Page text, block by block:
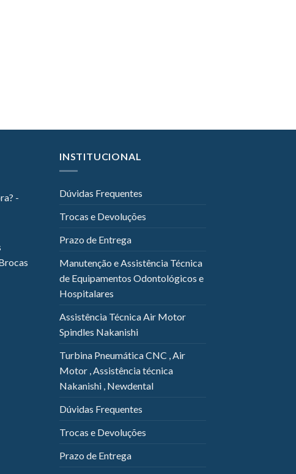
-
INSTITUCIONAL
Dúvidas Frequentes
Trocas e Devoluções
Prazo de Entrega
Manutenção e Assistência Técnica
de Equipamentos Odontológicos e
Hospitalares
Assistência Técnica Air Motor
Spindles Nakanishi
Turbina Pneumática CNC , Air
Motor , Assistência técnica
Nakanishi , Newdental
Dúvidas Frequentes
Trocas e Devoluções
Prazo de Entrega